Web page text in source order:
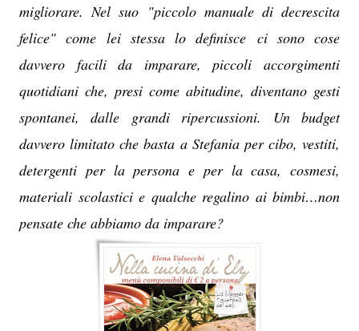
migliorare. Nel suo "piccolo manuale di decrescita
felice" come lei stessa lo definisce ci sono cose
davvero facili da imparare, piccoli accorgimenti
quotidiani che, presi come abitudine, diventano gesti
spontanei, dalle grandi ripercussioni. Un budget
davvero limitato che basta a Stefania per cibo, vestiti,
detergenti per la persona e per la casa, cosmesi,
materiali scolastici e qualche regalino ai bimbi…non
pensate che abbiamo da imparare?